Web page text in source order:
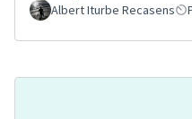
Albert Iturbe Recasens